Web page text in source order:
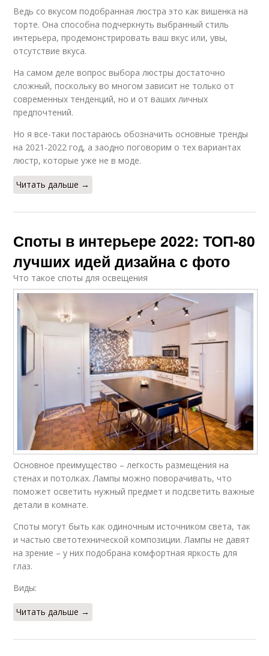
Ведь со вкусом подобранная люстра это как вишенка на
торте. Она способна подчеркнуть выбранный стиль
интерьера, продемонстрировать ваш вкус или, увы,
отсутствие вкуса.
На самом деле вопрос выбора люстры достаточно
сложный, поскольку во многом зависит не только от
современных тенденций, но и от ваших личных
предпочтений.
Но я все-таки постараюсь обозначить основные тренды
на 2021-2022 год, а заодно поговорим о тех вариантах
люстр, которые уже не в моде.
Читать дальше →
Споты в интерьере 2022: ТОП-80
лучших идей дизайна с фото
Что такое споты для освещения
Основное преимущество – легкость размещения на
стенах и потолках. Лампы можно поворачивать, что
поможет осветить нужный предмет и подсветить важные
детали в комнате.
Споты могут быть как одиночным источником света, так
и частью светотехнической композиции. Лампы не давят
на зрение – у них подобрана комфортная яркость для
глаз.
Виды:
Читать дальше →